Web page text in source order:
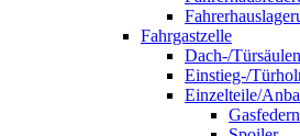
Fahrgastzelle
Dach-/
Einstieg-/
Einzelteile/
Gasfedern